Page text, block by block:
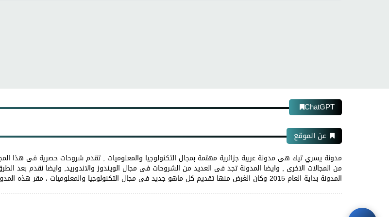
ChatGPT
عن الموقع
مدونة يسري تيك هى مدونة عربية جزائرية مهتمة بمجال التكنولوجيا والمعلوميات , تقدم شروحات حصرية فى هذا
من المجالات الاخرى , وايضا المدونة تجد فى العديد من الشروحات فى مجال الويندوز والاندوريد, وايضا نقدم بعد
المدونة بداية العام 2015 وكان الغرض منها تقديم كل ماهو جديد فى مجال التكنولوجيا والمعلوميات ، مقر هذه المدونة الجزائر و مديرها يسري ديب.